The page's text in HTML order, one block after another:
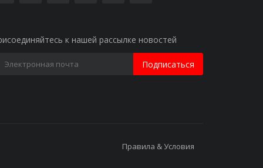
к нашей рассылке новостей
Подписаться
Правила & Условия